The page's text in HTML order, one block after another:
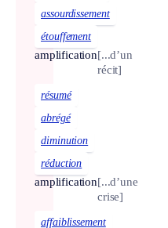
assourdissement
étouffement
amplification[...d’un
récit]
résumé
abrégé
diminution
réduction
amplification[...d’une
crise]
affaiblissement